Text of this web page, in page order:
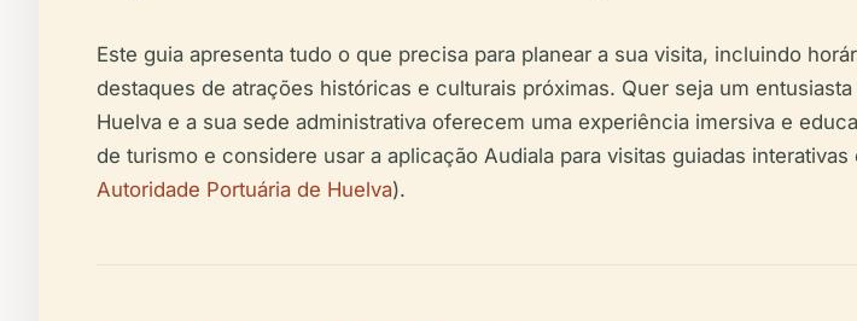
Este guia apresenta tudo o que precisa para planear a sua visita, incluindo
destaques de atrações históricas e culturais próximas. Quer seja um
Huelva e a sua sede administrativa oferecem uma experiência imersiva e
de turismo e considere usar a aplicação Audiala para visitas guiadas
Autoridade Portuária de Huelva).